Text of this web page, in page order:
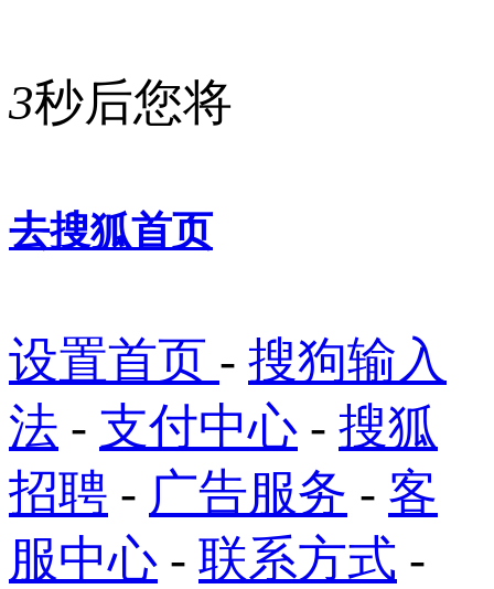
3秒后您将
去搜狐首页
设置首页 - 搜狗输入
法 - 支付中心 - 搜狐
招聘 - 广告服务 - 客
服中心 - 联系方式 -